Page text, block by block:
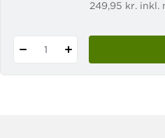
249,95 kr. inkl.
1